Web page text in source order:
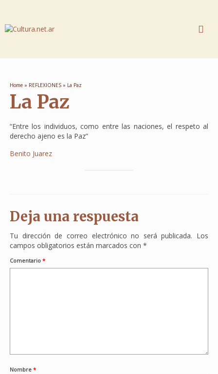
Home » REFLEXIONES » La Paz
La Paz
“Entre los individuos, como entre las naciones, el respeto al
derecho ajeno es la Paz”
Benito Juarez
Deja una respuesta
Tu dirección de correo electrónico no será publicada. Los
campos obligatorios están marcados con *
Comentario *
Nombre *